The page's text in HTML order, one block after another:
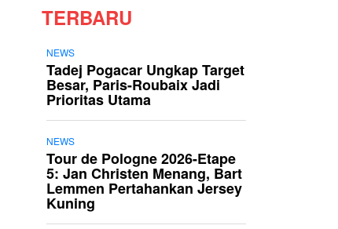
TERBARU
NEWS
Tadej Pogacar Ungkap Target
Besar, Paris-Roubaix Jadi
Prioritas Utama
NEWS
Tour de Pologne 2026-Etape
5: Jan Christen Menang, Bart
Lemmen Pertahankan Jersey
Kuning